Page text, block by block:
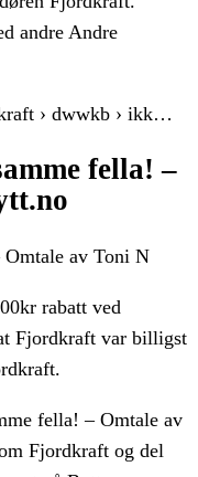
andre Andre
› dwwkb › ikk…
fella! –
av Toni N
rabatt ved
Fjordkraft var billigst
fella! – Omtale av
Fjordkraft og del